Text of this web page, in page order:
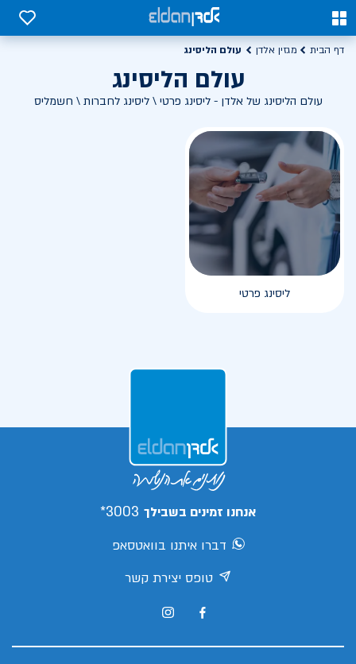
0
0
דף הבית מגזין אלדן עולם הליסינג
עולם הליסינג
עולם הליסינג של אלדן - ליסינג פרטי \ ליסינג לחברות \ חשמליס
ליסינג פרטי
אנחנו זמינים בשבילך 3003*
דברו איתנו בוואטסאפ
טופס יצירת קשר